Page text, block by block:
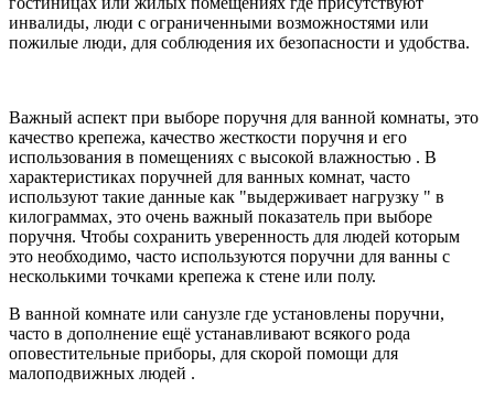
инвалиды, люди с ограниченными возможностями или
пожилые люди, для соблюдения их безопасности и удобства.
Важный аспект при выборе поручня для ванной комнаты, это
качество крепежа, качество жесткости поручня и его
использования в помещениях с высокой влажностью . В
характеристиках поручней для ванных комнат, часто
используют такие данные как "выдерживает нагрузку " в
килограммах, это очень важный показатель при выборе
поручня. Чтобы сохранить уверенность для людей которым
это необходимо, часто используются поручни для ванны с
несколькими точками крепежа к стене или полу.
В ванной комнате или санузле где установлены поручни,
часто в дополнение ещё устанавливают всякого рода
оповестительные приборы, для скорой помощи для
малоподвижных людей .